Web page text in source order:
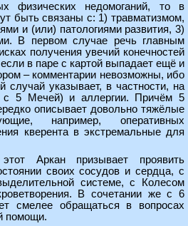
физических недомоганий, то в
быть связаны с: 1) травматизмом,
и (или) патологиями развития, 3)
В первом случае речь главным
получения увечий конечностей
в паре с картой выпадает ещё и
– комментарии невозможны, ибо
указывает, в частности, на
с 5 Мечей) и аллергии. Причём 5
описывает довольно тяжёлые
например, оперативных
кверента в экстремальные для
Аркан призывает проявить
своих сосудов и сердца, с
системе, с Колесом
В сочетании же с 6
смелее обращаться в вопросах
помощи.